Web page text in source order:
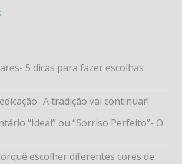
5 dicas para fazer escolhas
A tradição vai continuar!
“Ideal” ou “Sorriso Perfeito”- O
escolher diferentes cores de